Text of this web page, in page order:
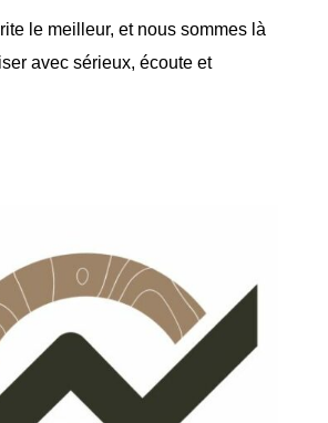
le meilleur, et nous sommes là
avec sérieux, écoute et